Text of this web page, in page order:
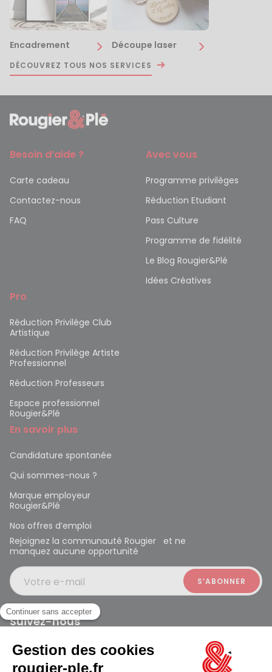
Encadrement Découpe laser
DÉCOUVREZ TOUS NOS SERVICES
Besoin d’aide ?
Carte cadeau
Contactez-nous
FAQ
Avec vous
Programme privilèges
Réduction Etudiant
Pass Culture
Programme de fidélité
Le Blog Rougier&Plé
Idées Créatives
Pro
Réduction Privilège Club
Artistique
Réduction Privilège Artiste
Professionnel
Réduction Professeurs
Espace professionnel
Rougier&Plé
En savoir plus
Candidature spontanée
Qui sommes-nous ?
Marque employeur
Rougier&Plé
Nos offres d’emploi
Rejoignez la communauté Rougier et ne
manquez aucune opportunité
Votre e-mail
Suivez-nous